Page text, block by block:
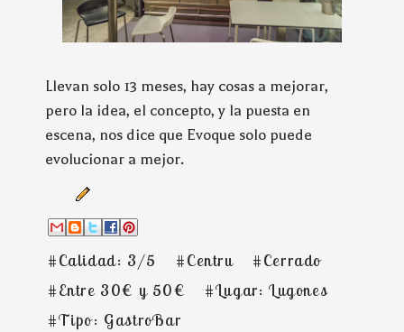
Llevan solo 13 meses, hay cosas a mejorar,
pero la idea, el concepto, y la puesta en
escena, nos dice que Evoque solo puede
evolucionar a mejor.
#Calidad: 3/5 #Centru
#Cerrado
#Entre 30€ y 50€
#Lugar: Lugones
#Tipo: GastroBar